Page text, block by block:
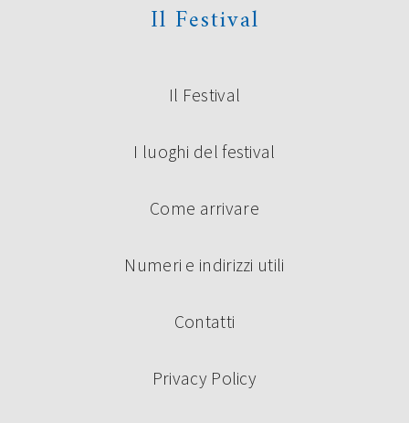
Il Festival
Il Festival
I luoghi del festival
Come arrivare
Numeri e indirizzi utili
Contatti
Privacy Policy